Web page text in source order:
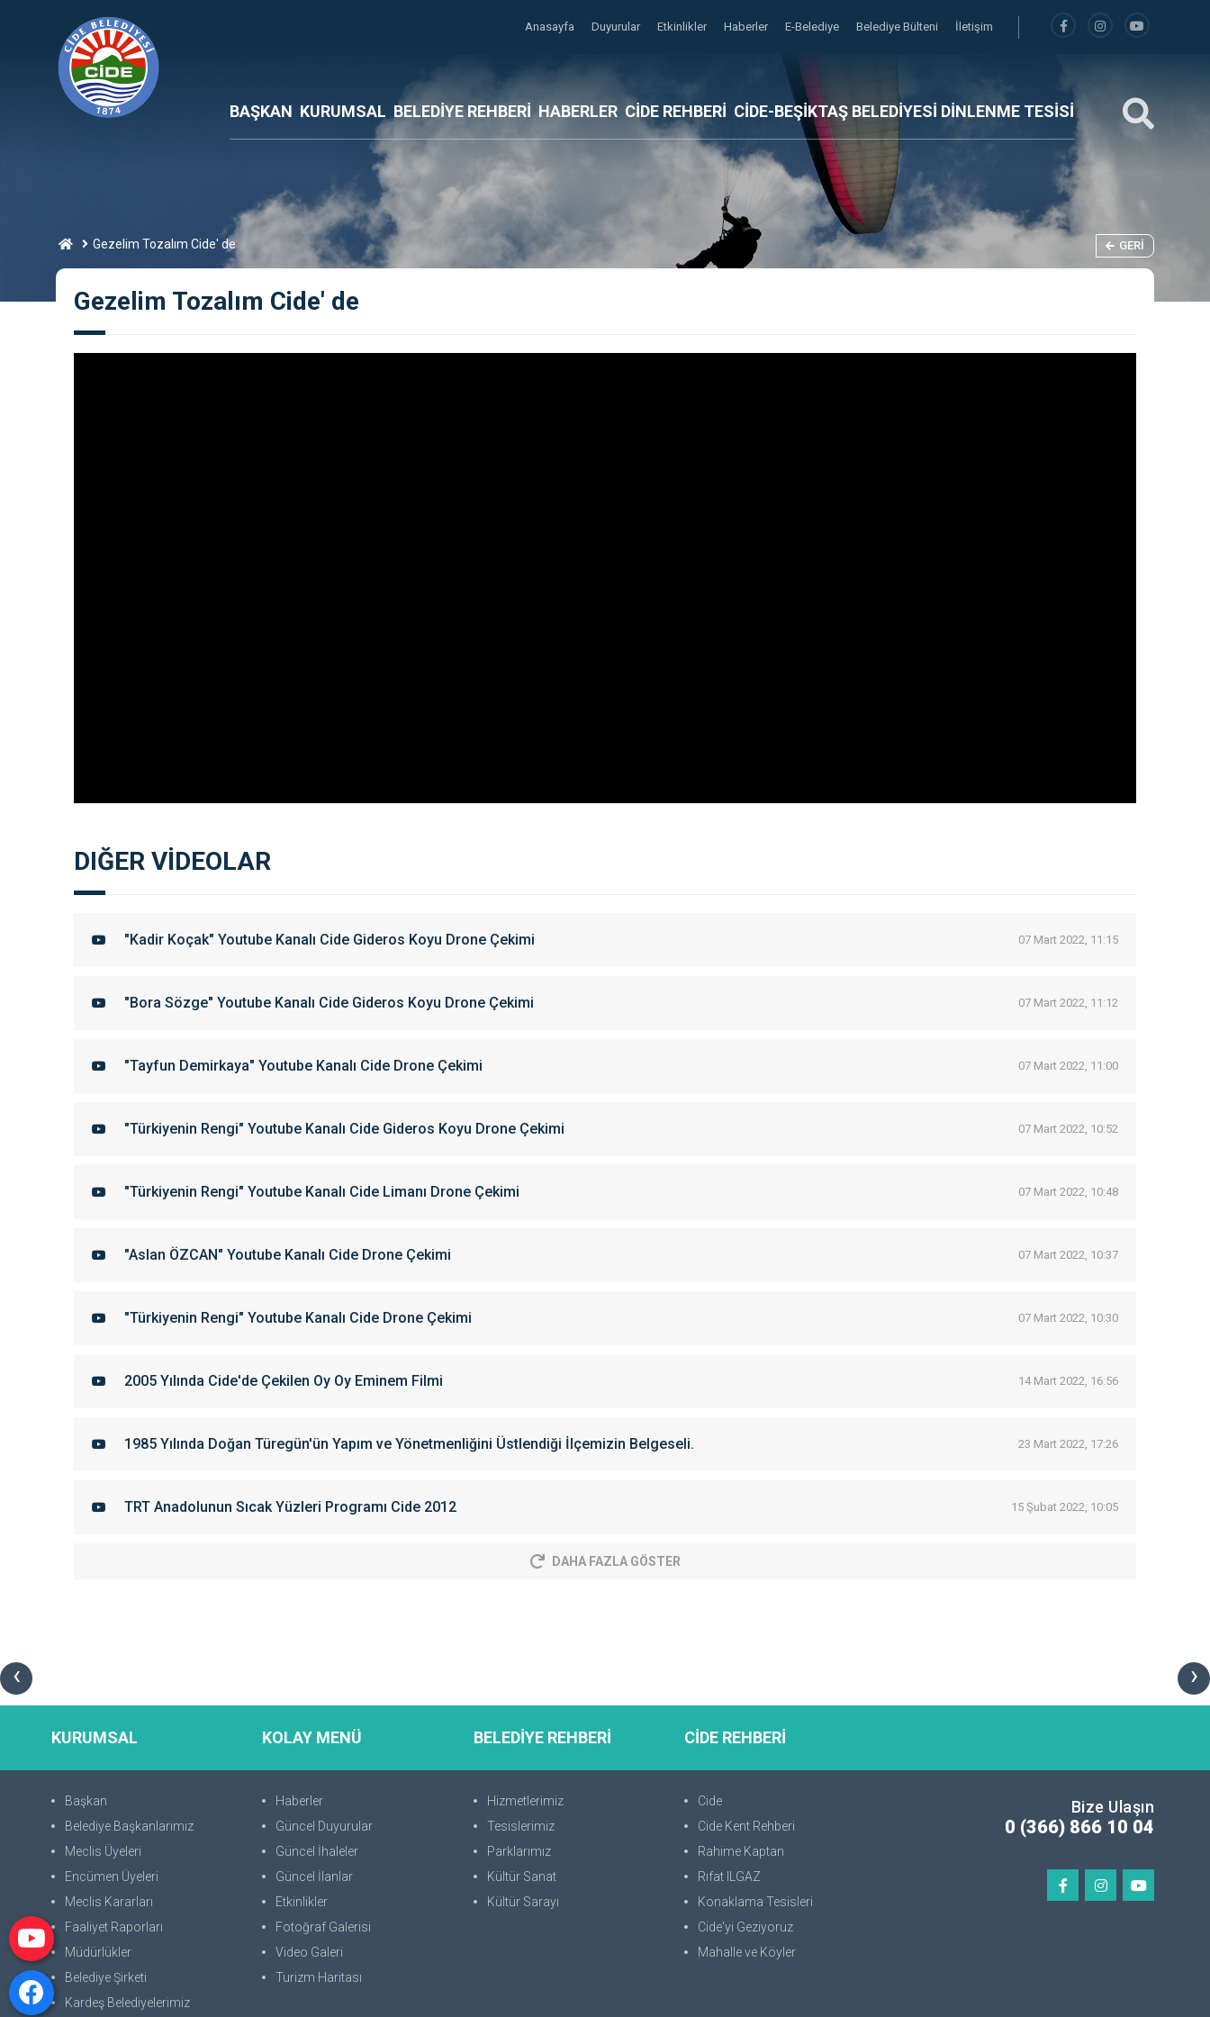
Anasayfa Duyurular Etkinlikler Haberler E-Belediye Belediye Bülteni İletişim
BAŞKAN KURUMSAL BELEDİYE REHBERİ HABERLER CİDE REHBERİ CİDE-BEŞİKTAŞ BELEDİYESİ DİNLENME TESİSİ
Gezelim Tozalım Cide' de GERI
Gezelim Tozalım Cide' de
DIĞER VİDEOLAR
"Kadir Koçak" Youtube Kanalı Cide Gideros Koyu Drone Çekimi 07 Mart 2022, 11:15
"Bora Sözge" Youtube Kanalı Cide Gideros Koyu Drone Çekimi 07 Mart 2022, 11:12
"Tayfun Demirkaya" Youtube Kanalı Cide Drone Çekimi 07 Mart 2022, 11:00
"Türkiyenin Rengi" Youtube Kanalı Cide Gideros Koyu Drone Çekimi 07 Mart 2022, 10:52
"Türkiyenin Rengi" Youtube Kanalı Cide Limanı Drone Çekimi 07 Mart 2022, 10:48
"Aslan ÖZCAN" Youtube Kanalı Cide Drone Çekimi 07 Mart 2022, 10:37
"Türkiyenin Rengi" Youtube Kanalı Cide Drone Çekimi 07 Mart 2022, 10:30
2005 Yılında Cide'de Çekilen Oy Oy Eminem Filmi 14 Mart 2022, 16:56
1985 Yılında Doğan Türegün'ün Yapım ve Yönetmenliğini Üstlendiği İlçemizin Belgeseli. 23 Mart 2022, 17:26
TRT Anadolunun Sıcak Yüzleri Programı Cide 2012 15 Şubat 2022, 10:05
DAHA FAZLA GÖSTER
‹ ›
KURUMSAL
Başkan
Belediye Başkanlarımız
Meclis Üyeleri
Encümen Üyeleri
Meclis Kararları
Faaliyet Raporları
Müdürlükler
Belediye Şirketi
Kardeş Belediyelerimiz
KOLAY MENÜ
Haberler
Güncel Duyurular
Güncel İhaleler
Güncel İlanlar
Etkinlikler
Fotoğraf Galerisi
Video Galeri
Turizm Haritası
BELEDİYE REHBERİ
Hizmetlerimiz
Tesislerimiz
Parklarımız
Kültür Sanat
Kültür Sarayı
CİDE REHBERİ
Cide
Cide Kent Rehberi
Rahime Kaptan
Rıfat ILGAZ
Konaklama Tesisleri
Cide'yi Geziyoruz
Mahalle ve Köyler
Bize Ulaşın
0 (366) 866 10 04